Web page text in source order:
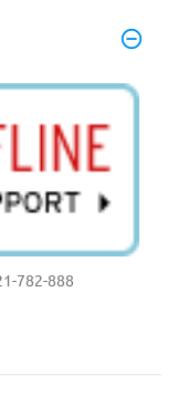
782-888